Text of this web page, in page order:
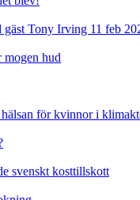
Tony Irving 11 feb
mogen hud
för kvinnor i
svenskt kosttillskott